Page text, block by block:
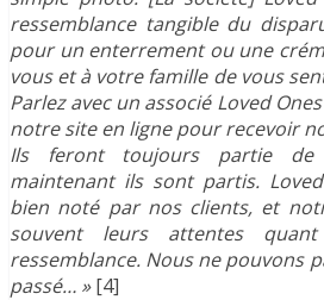
ressemblance tangible du
pour un enterrement ou une
vous et à votre famille de vous
Parlez avec un associé Loved
notre site en ligne pour recevoir
Ils feront toujours partie de
maintenant ils sont partis.
bien noté par nos clients, et
souvent leurs attentes
ressemblance. Nous ne pouvons
passé… »[4]